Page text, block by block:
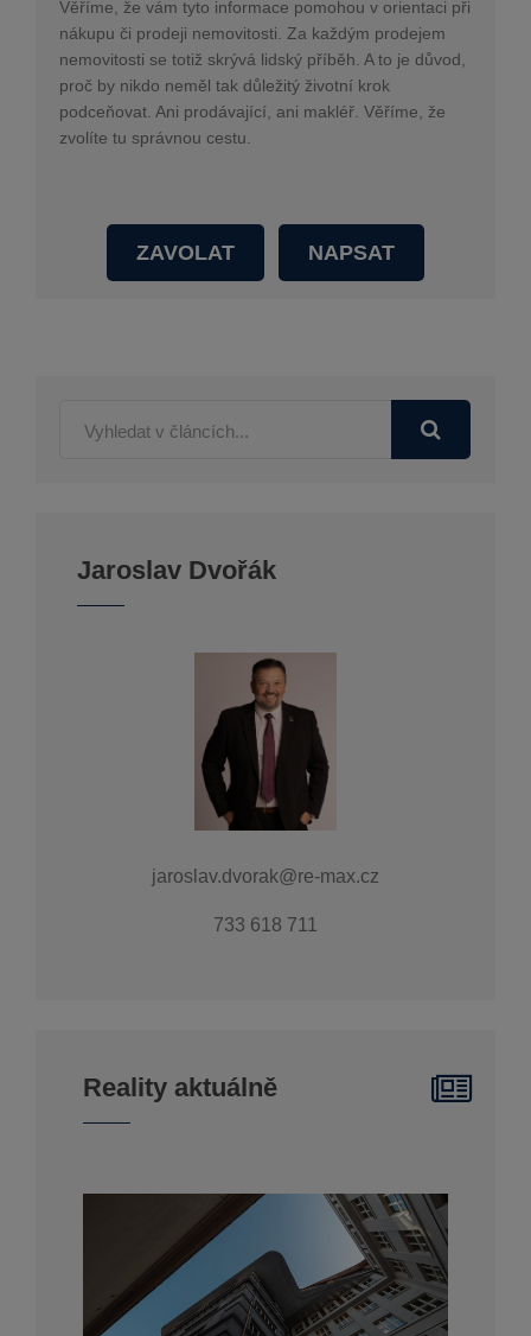
Věříme, že vám tyto informace pomohou v orientaci při
nákupu či prodeji nemovitosti. Za každým prodejem
nemovitosti se totiž skrývá lidský příběh. A to je důvod,
proč by nikdo neměl tak důležitý životní krok
podceňovat. Ani prodávající, ani makléř. Věříme, že
zvolíte tu správnou cestu.
ZAVOLAT NAPSAT
Jaroslav Dvořák
jaroslav.dvorak@re-max.cz
733 618 711
Reality aktuálně